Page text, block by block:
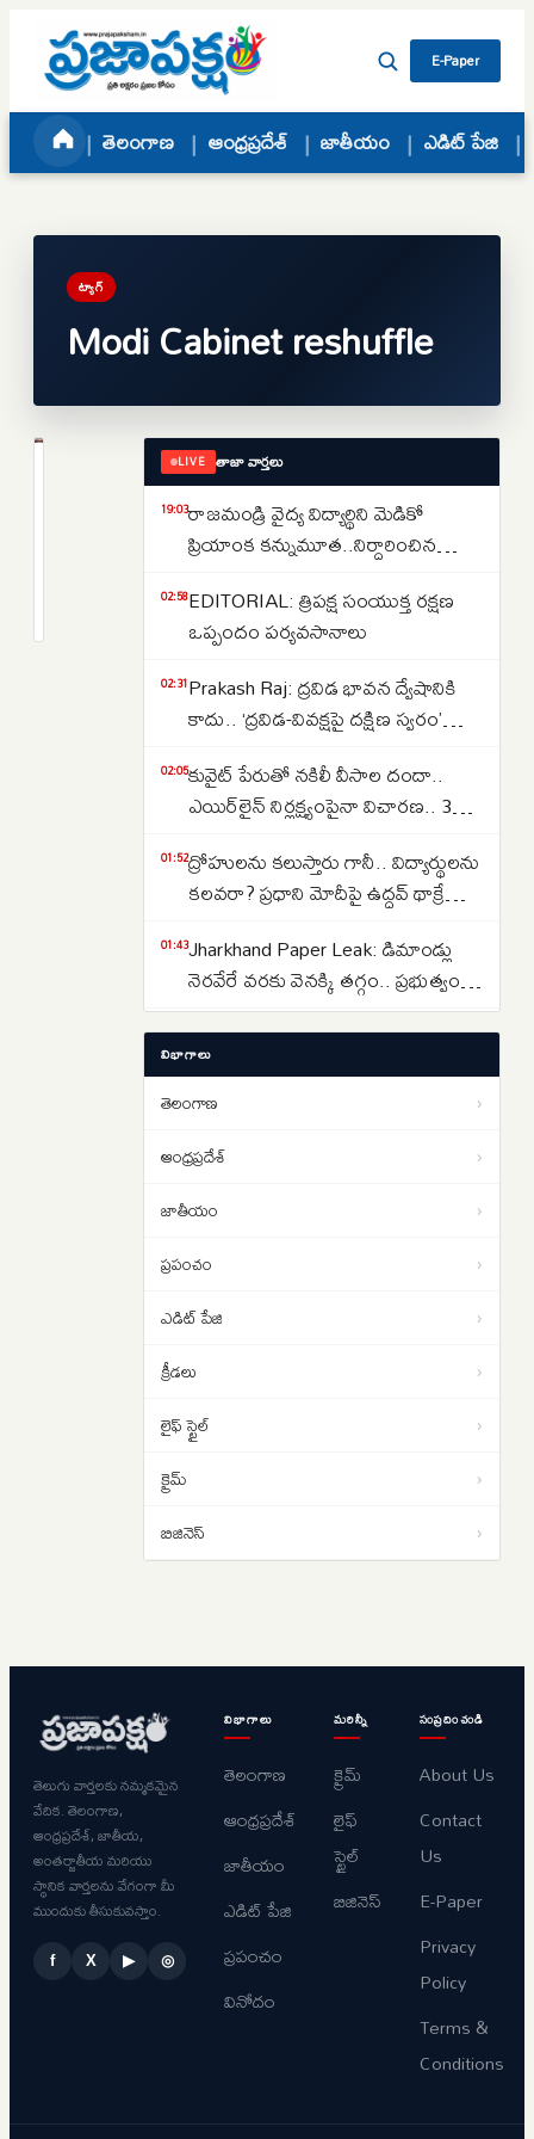
Skip to content
E-Paper
తెలంగాణ ఆంధ్రప్రదేశ్ జాతీయం ఎడిట్ పేజి
ట్యాగ్
Modi Cabinet reshuffle
పునర్వ్యవస్థీకరణకు
LIVE తాజా వార్తలు
19:03రాజమండ్రి వైద్య విద్యార్థిని మెడికో
ప్రియాంక కన్నుమూత..నిర్దారించిన
02:58EDITORIAL: త్రిపక్ష సంయుక్త రక్షణ
ఒప్పందం పర్యవసానాలు
02:31Prakash Raj: ద్రవిడ భావన ద్వేషానికి
కాదు.. ‘ద్రవిడ-వివక్షపై దక్షిణ స్వరం’
02:05కువైట్ పేరుతో నకిలీ వీసాల దందా..
ఎయిర్‌లైన్ నిర్లక్ష్యంపైనా విచారణ.. 39
01:52ద్రోహులను కలుస్తారు గానీ.. విద్యార్థులను
కలవరా? ప్రధాని మోదీపై ఉద్ధవ్ థాక్రే
01:43Jharkhand Paper Leak: డిమాండ్లు
నెరవేరే వరకు వెనక్కి తగ్గం.. ప్రభుత్వంతో
చర్చలు విఫలం
01:30Women Reservation: షరతులు
లేకుండా మహిళా కోటా అమలు
చేయాలి.. రాహుల్ గాంధీ డిమాండ్
Strait of Hormuz: హోర్ముజ్ జలసంధిని
తెరవాలంటే ఇరాన్‌తో ట్రంప్ రాజీ
విభాగాలు
తెలంగాణ ›
ఆంధ్రప్రదేశ్ ›
జాతీయం ›
ప్రపంచం ›
ఎడిట్ పేజి ›
క్రీడలు ›
లైఫ్ స్టైల్ ›
క్రైమ్ ›
బిజినెస్ ›
తెలుగు వార్తలకు నమ్మకమైన
వేదిక. తెలంగాణ,
ఆంధ్రప్రదేశ్, జాతీయ,
అంతర్జాతీయ మరియు
స్థానిక వార్తలను వేగంగా మీ
ముందుకు తీసుకువస్తాం.
f X ▶ ◎
విభాగాలు
తెలంగాణ
ఆంధ్రప్రదేశ్
జాతీయం
ఎడిట్ పేజి
ప్రపంచం
వినోదం
మరిన్నీ
క్రైమ్
లైఫ్
స్టైల్
బిజినెస్
సంప్రదించండి
About Us
Contact
Us
E-Paper
Privacy
Policy
Terms &
Conditions